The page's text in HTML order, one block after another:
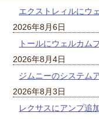
エクストレィルにウ
2026年8月6日
トールにウェルカム
2026年8月4日
ジムニーのシステム
2026年8月3日
レクサスにアンプ追